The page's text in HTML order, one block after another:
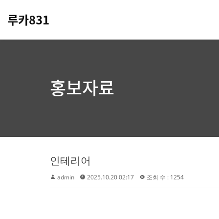
루카831
홍보자료
인테리어
admin 2025.10.20 02:17 조회 수 : 1254